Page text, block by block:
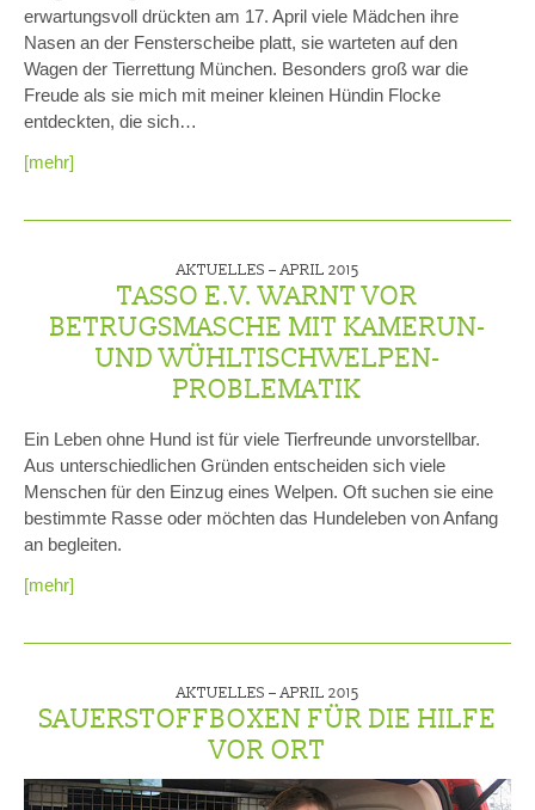
erwartungsvoll drückten am 17. April viele Mädchen ihre
Nasen an der Fensterscheibe platt, sie warteten auf den
Wagen der Tierrettung München. Besonders groß war die
Freude als sie mich mit meiner kleinen Hündin Flocke
entdeckten, die sich…
[mehr]
AKTUELLES – APRIL 2015
TASSO E.V. WARNT VOR
BETRUGSMASCHE MIT KAMERUN-
UND WÜHLTISCHWELPEN-
PROBLEMATIK
Ein Leben ohne Hund ist für viele Tierfreunde unvorstellbar.
Aus unterschiedlichen Gründen entscheiden sich viele
Menschen für den Einzug eines Welpen. Oft suchen sie eine
bestimmte Rasse oder möchten das Hundeleben von Anfang
an begleiten.
[mehr]
AKTUELLES – APRIL 2015
SAUERSTOFFBOXEN FÜR DIE HILFE
VOR ORT